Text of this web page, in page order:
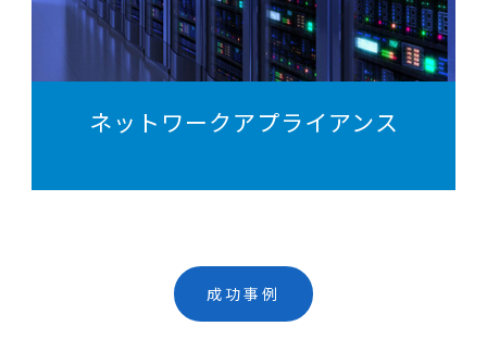
ネットワークアプライアンス
成功事例